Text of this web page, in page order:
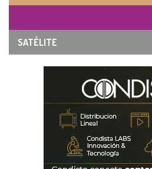
SATÉLITE